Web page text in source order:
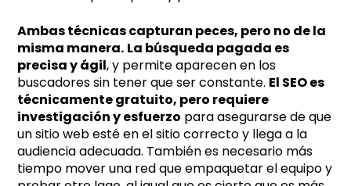
Ambas técnicas capturan peces, pero no de la
misma manera. La búsqueda pagada es
precisa y ágil, y permite aparecen en los
buscadores sin tener que ser constante. El SEO es
técnicamente gratuito, pero requiere
investigación y esfuerzo para asegurarse de que
un sitio web esté en el sitio correcto y llega a la
audiencia adecuada. También es necesario más
tiempo mover una red que empaquetar el equipo y